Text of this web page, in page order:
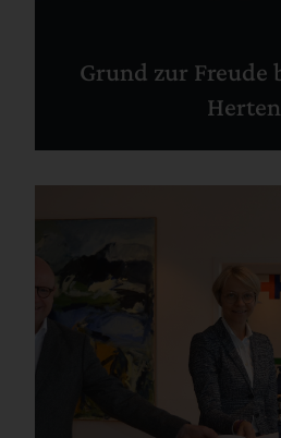
Grund zur Freude
Herten